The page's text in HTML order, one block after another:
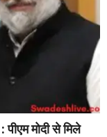
मोदी से मिले